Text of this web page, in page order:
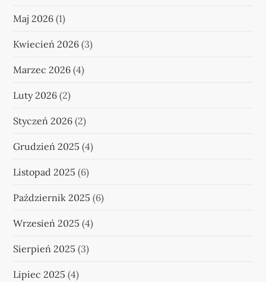
Maj 2026 (1)
Kwiecień 2026 (3)
Marzec 2026 (4)
Luty 2026 (2)
Styczeń 2026 (2)
Grudzień 2025 (4)
Listopad 2025 (6)
Październik 2025 (6)
Wrzesień 2025 (4)
Sierpień 2025 (3)
Lipiec 2025 (4)